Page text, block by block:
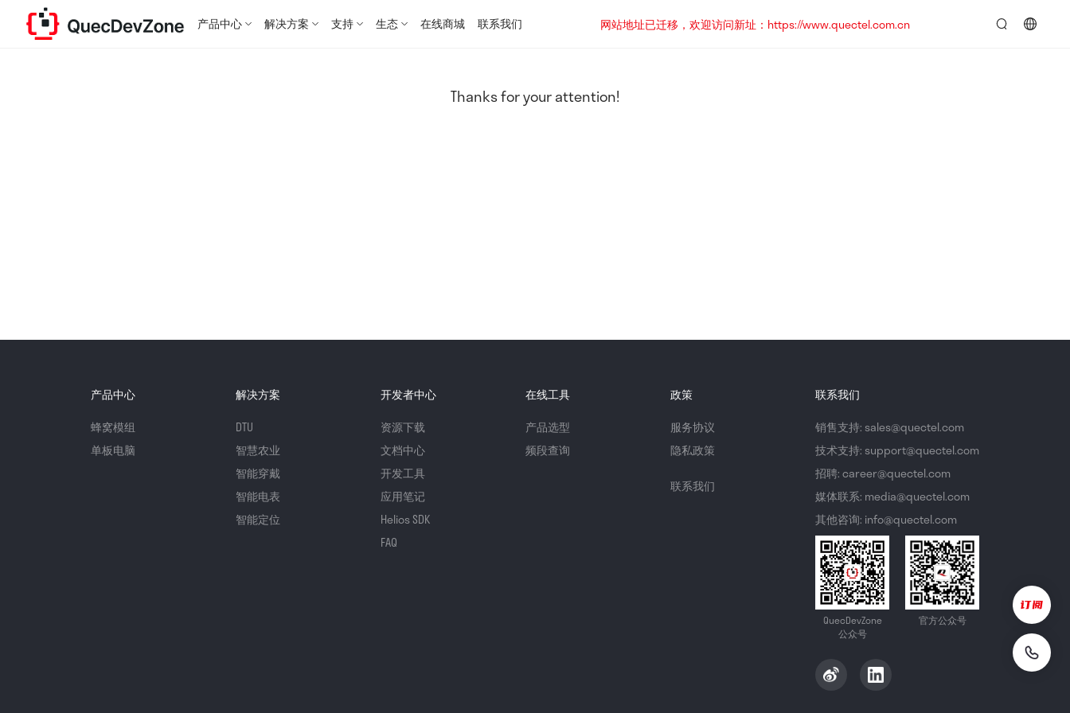
产品中心 解决方案 支持 生态 在线商城 联系我们
网站地址已迁移，欢迎访问新址：https://www.quectel.com.cn
Thanks for your attention!
产品中心
蜂窝模组
单板电脑
解决方案
DTU
智慧农业
智能穿戴
智能电表
智能定位
开发者中心
资源下载
文档中心
开发工具
应用笔记
Helios SDK
FAQ
在线工具
产品选型
频段查询
政策
服务协议
隐私政策
联系我们
联系我们
销售支持: sales@quectel.com
技术支持: support@quectel.com
招聘: career@quectel.com
媒体联系: media@quectel.com
其他咨询: info@quectel.com
QuecDevZone
公众号
官方公众号